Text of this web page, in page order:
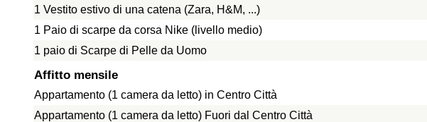
1 Vestito estivo di una catena (Zara, H&M, ...)
1 Paio di scarpe da corsa Nike (livello medio)
1 paio di Scarpe di Pelle da Uomo
Affitto mensile
Appartamento (1 camera da letto) in Centro Città
Appartamento (1 camera da letto) Fuori dal Centro Città